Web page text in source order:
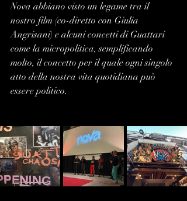
Nova abbiano visto un legame tra il
nostro film (co-diretto con Giulia
Angrisani) e alcuni concetti di Guattari
come la micropolitica, semplificando
molto, il concetto per il quale ogni singolo
atto della nostra vita quotidiana può
essere politico.